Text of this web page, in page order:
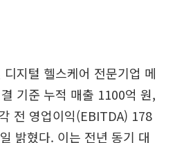
지털 헬스케어 전문기업 메
기준 누적 매출 1100억 원,
전 영업이익(EBITDA) 178
밝혔다. 이는 전년 동기 대